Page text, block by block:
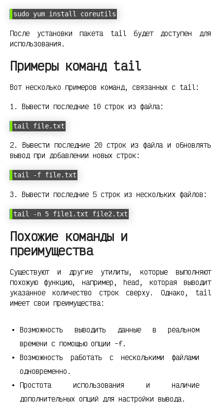
sudo yum install coreutils
После установки пакета tail будет доступен для
использования.
Примеры команд tail
Вот несколько примеров команд, связанных с tail:
1. Вывести последние 10 строк из файла:
tail file.txt
2. Вывести последние 20 строк из файла и обновлять
вывод при добавлении новых строк:
tail -f file.txt
3. Вывести последние 5 строк из нескольких файлов:
tail -n 5 file1.txt file2.txt
Похожие команды и
преимущества
Существуют и другие утилиты, которые выполняют
похожую функцию, например, head, которая выводит
указанное количество строк сверху. Однако, tail
имеет свои преимущества:
Возможность выводить данные в реальном
времени с помощью опции -f.
Возможность работать с несколькими файлами
одновременно.
Простота использования и наличие
дополнительных опций для настройки вывода.